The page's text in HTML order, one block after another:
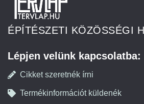
ÉPÍTÉSZETI KÖZÖSSÉGI
Lépjen velünk kapcsolatba:
Cikket szeretnék írni
Termékinformációt küldenék